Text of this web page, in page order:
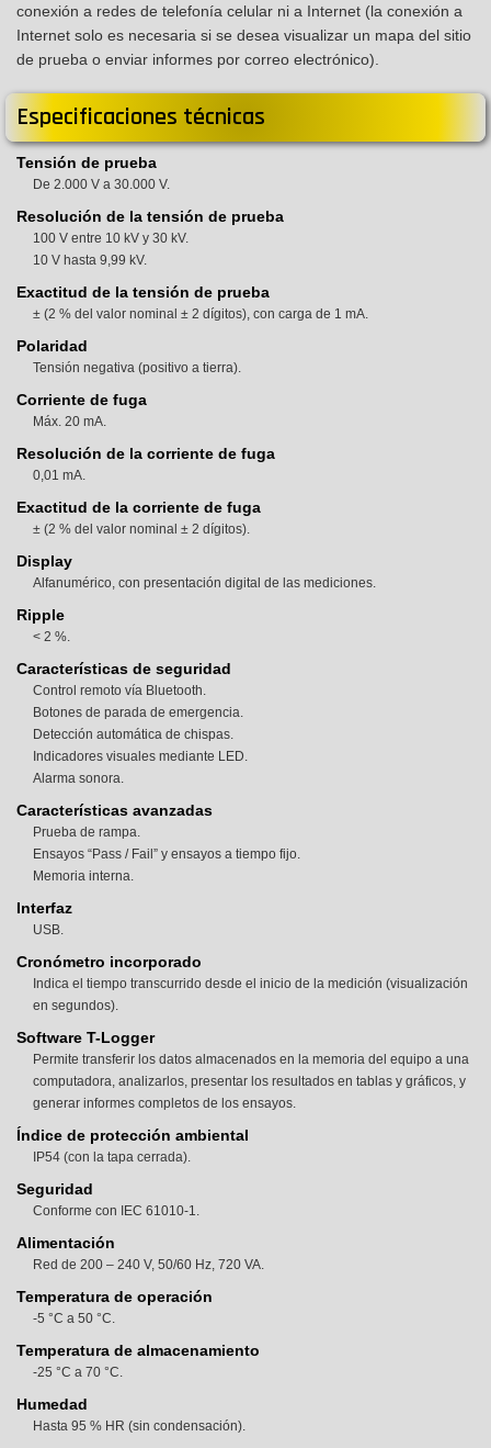
conexión a redes de telefonía celular ni a Internet (la conexión a
Internet solo es necesaria si se desea visualizar un mapa del sitio
de prueba o enviar informes por correo electrónico).
Especificaciones técnicas
Tensión de prueba
De 2.000 V a 30.000 V.
Resolución de la tensión de prueba
100 V entre 10 kV y 30 kV.
10 V hasta 9,99 kV.
Exactitud de la tensión de prueba
± (2 % del valor nominal ± 2 dígitos), con carga de 1 mA.
Polaridad
Tensión negativa (positivo a tierra).
Corriente de fuga
Máx. 20 mA.
Resolución de la corriente de fuga
0,01 mA.
Exactitud de la corriente de fuga
± (2 % del valor nominal ± 2 dígitos).
Display
Alfanumérico, con presentación digital de las mediciones.
Ripple
< 2 %.
Características de seguridad
Control remoto vía Bluetooth.
Botones de parada de emergencia.
Detección automática de chispas.
Indicadores visuales mediante LED.
Alarma sonora.
Características avanzadas
Prueba de rampa.
Ensayos “Pass / Fail” y ensayos a tiempo fijo.
Memoria interna.
Interfaz
USB.
Cronómetro incorporado
Indica el tiempo transcurrido desde el inicio de la medición (visualización
en segundos).
Software T-Logger
Permite transferir los datos almacenados en la memoria del equipo a una
computadora, analizarlos, presentar los resultados en tablas y gráficos, y
generar informes completos de los ensayos.
Índice de protección ambiental
IP54 (con la tapa cerrada).
Seguridad
Conforme con IEC 61010-1.
Alimentación
Red de 200 – 240 V, 50/60 Hz, 720 VA.
Temperatura de operación
-5 °C a 50 °C.
Temperatura de almacenamiento
-25 °C a 70 °C.
Humedad
Hasta 95 % HR (sin condensación).